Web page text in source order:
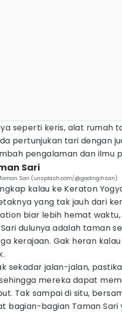
seperti keris, alat rumah
pertunjukan tari dengan
pengalaman dan ilmu
Sari
Sari (unsplash.com/@gadingihsan)
kalau ke Keraton
yang tak jauh dari
biar lebih hemat waktu,
dulunya adalah taman
kerajaan. Gak heran
sekadar jalan-jalan,
mereka dapat
Tak sampai di situ,
bagian-bagian Taman